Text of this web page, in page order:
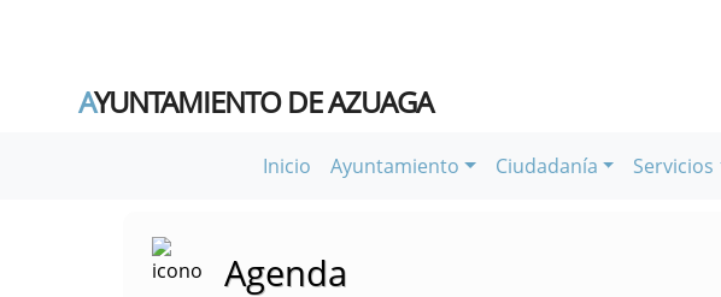
AYUNTAMIENTO DE AZUAGA
Inicio Ayuntamiento Ciudadanía Servicios
Agenda